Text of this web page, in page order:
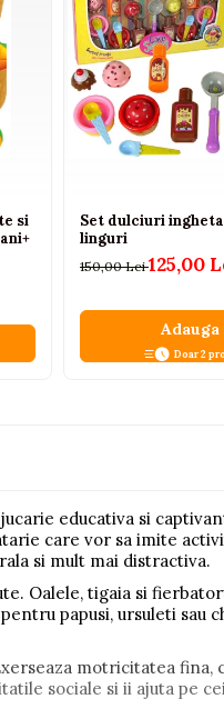
si
Set dulciuri
linguri
150,00 Lei125,00
Doar 2
educativa si
care vor sa imite
si mult mai distractiva.
Oalele, tigaia si
papusi, ursuleti
motricitatea
sociale si ii ajuta pe